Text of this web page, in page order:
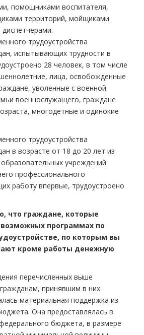
помощниками воспитателя,
территорий, мойщиками
трудоустройства
испытывающих трудности в
28 человек, в том числе
лица, освобожденные
уволенные с военной
военнослужащего, граждане
многодетные и одинокие
трудоустройства
в возрасте от 18 до 20 лет из
учреждений
профессионального
работу впервые, трудоустроено
что граждане, которые
программах по
по которым вы
кроме работы денежную
перечисленных выше
принявшим в них
материальная поддержка из
Она предоставлялась в
бюджета, в размере